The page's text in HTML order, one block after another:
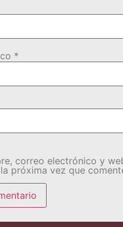
*
correo electrónico y
próxima vez que